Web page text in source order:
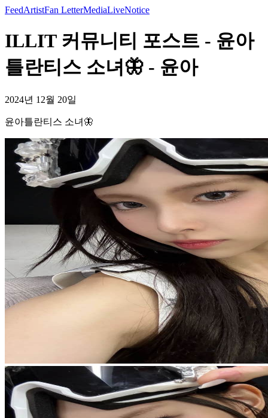
FeedArtistFan LetterMediaLiveNotice
ILLIT 커뮤니티 포스트 - 윤아
틀란티스 소녀🦋 - 윤아
2024년 12월 20일
윤아틀란티스 소녀🦋